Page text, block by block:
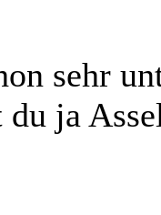
sehr
ja